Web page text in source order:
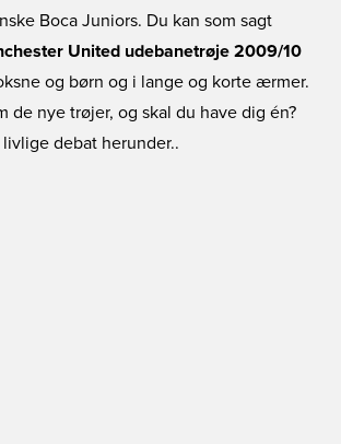
Boca Juniors. Du kan som sagt
United udebanetrøje 2009/10
og børn og i lange og korte ærmer.
de nye trøjer, og skal du have dig én?
debat herunder..